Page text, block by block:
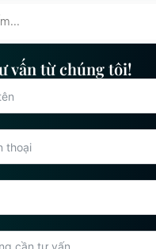
vấn từ chúng tôi!